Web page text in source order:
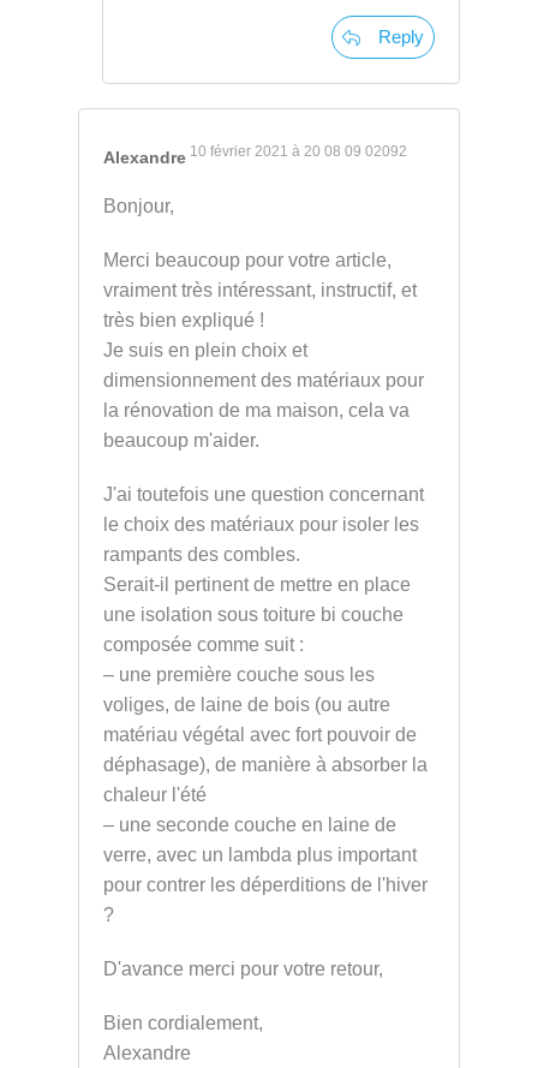
Reply
Alexandre 10 février 2021 à 20 08 09 02092
Bonjour,
Merci beaucoup pour votre article,
vraiment très intéressant, instructif, et
très bien expliqué !
Je suis en plein choix et
dimensionnement des matériaux pour
la rénovation de ma maison, cela va
beaucoup m'aider.
J'ai toutefois une question concernant
le choix des matériaux pour isoler les
rampants des combles.
Serait-il pertinent de mettre en place
une isolation sous toiture bi couche
composée comme suit :
– une première couche sous les
voliges, de laine de bois (ou autre
matériau végétal avec fort pouvoir de
déphasage), de manière à absorber la
chaleur l'été
– une seconde couche en laine de
verre, avec un lambda plus important
pour contrer les déperditions de l'hiver
?
D'avance merci pour votre retour,
Bien cordialement,
Alexandre